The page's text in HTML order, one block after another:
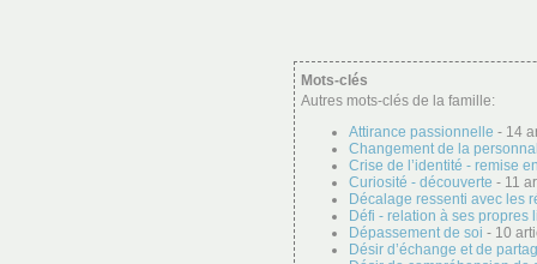
Mots-clés
Autres mots-clés de la famille:
Attirance passionnelle - 14
Changement de la
Crise de l’identité - remise
Curiosité - découverte - 11
Décalage ressenti avec les
Défi - relation à ses propres
Dépassement de soi - 10
Désir d’échange et de